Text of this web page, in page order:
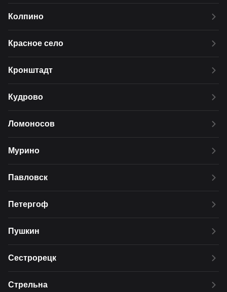
Колпино
Красное село
Кронштадт
Кудрово
Ломоносов
Мурино
Павловск
Петергоф
Пушкин
Сестрорецк
Стрельна